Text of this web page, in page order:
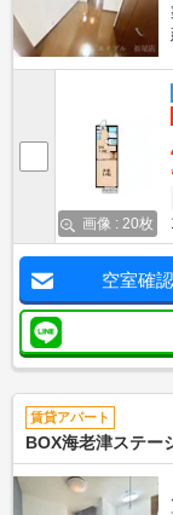
画像 : 20枚
空室確認
賃貸アパート
BOX海老津ステー